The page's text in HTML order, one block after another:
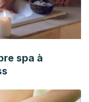
,112(20), 6509-14.
PMC4443321/
J. H. (2015).
for Sugar Related to
cardiovascular
PMC4856550/
spa à